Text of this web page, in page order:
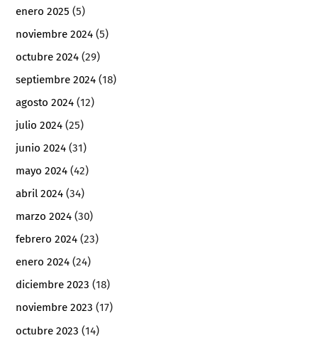
enero 2025 (5)
noviembre 2024 (5)
octubre 2024 (29)
septiembre 2024 (18)
agosto 2024 (12)
julio 2024 (25)
junio 2024 (31)
mayo 2024 (42)
abril 2024 (34)
marzo 2024 (30)
febrero 2024 (23)
enero 2024 (24)
diciembre 2023 (18)
noviembre 2023 (17)
octubre 2023 (14)